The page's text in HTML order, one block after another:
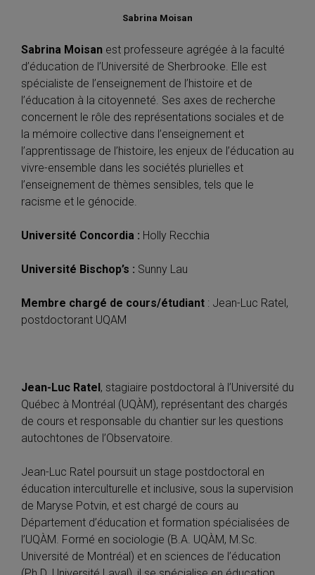
Sabrina Moisan
Sabrina Moisan est professeure agrégée à la faculté
d’éducation de l’Université de Sherbrooke. Elle est
spécialiste de l’enseignement de l’histoire et de
l’éducation à la citoyenneté. Ses axes de recherche
concernent le rôle des représentations sociales et de
la mémoire collective dans l’enseignement et
l’apprentissage de l’histoire, les enjeux de l’éducation au
vivre-ensemble dans les sociétés plurielles et
l’enseignement de thèmes sensibles, tels que le
racisme et le génocide.
Université Concordia : Holly Recchia
Université Bischop’s : Sunny Lau
Membre chargé de cours/étudiant : Jean-Luc Ratel,
postdoctorant UQAM
Jean-Luc Ratel, stagiaire postdoctoral à l’Université du
Québec à Montréal (UQÀM), représentant des chargés
de cours et responsable du chantier sur les questions
autochtones de l’Observatoire.
Jean-Luc Ratel poursuit un stage postdoctoral en
éducation interculturelle et inclusive, sous la supervision
de Maryse Potvin, et est chargé de cours au
Département d’éducation et formation spécialisées de
l’UQÀM. Formé en sociologie (B.A. UQÀM, M.Sc.
Université de Montréal) et en sciences de l’éducation